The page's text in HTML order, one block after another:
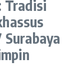
Tradisi
Surabaya